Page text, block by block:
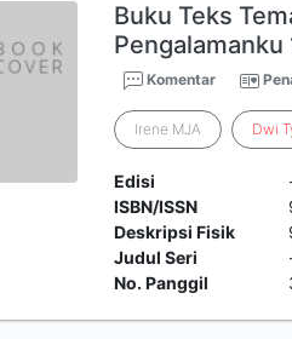
Buku Teks
Pengalamanku
Komentar
Irene MJA Dwi
Edisi
ISBN/ISSN
Deskripsi Fisik
Judul Seri
No. Panggil